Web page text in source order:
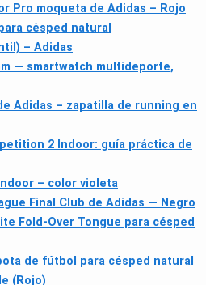
Pro moqueta de Adidas – Rojo
césped natural
– Adidas
— smartwatch multideporte,
Adidas – zapatilla de running en
2 Indoor: guía práctica de
– color violeta
Final Club de Adidas — Negro
Fold-Over Tongue para césped
de fútbol para césped natural
(Rojo)